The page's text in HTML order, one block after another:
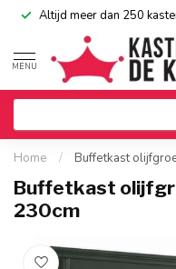
Altijd meer dan 250
MENU
Home / Buffetkast
Buffetkast
230cm